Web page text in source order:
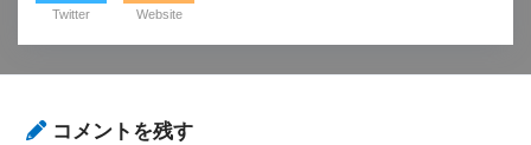
Twitter Website
コメントを残す